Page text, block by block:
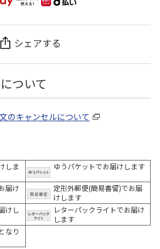
シェアする
ついて
のキャンセルについて
しま
ゆうパケットでお届けします
届け
定形外郵便(簡易書留)でお届
けします
けし
レターパックライトでお届け
します
なり